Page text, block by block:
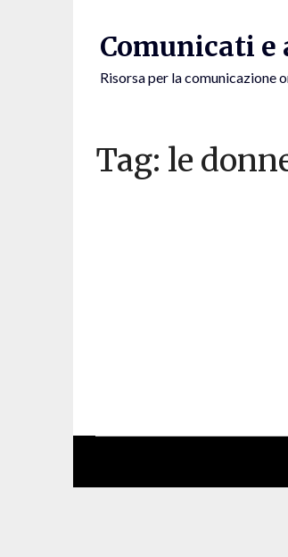
Comunicati
Risorsa per la comunicazione
Tag: le